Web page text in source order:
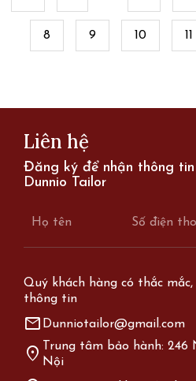
8 9 10 11
Liên hệ
Đăng ký để nhận thông
Dunnio Tailor
Quý khách hàng có thắc
thông tin
mail Dunniotailor@gmail.com
location_on Trung tâm bảo hành: 246
Nội